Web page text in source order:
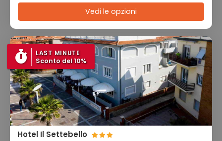
Vedi le opzioni
LAST MINUTE
Sconto del 10%
Hotel Il Settebello